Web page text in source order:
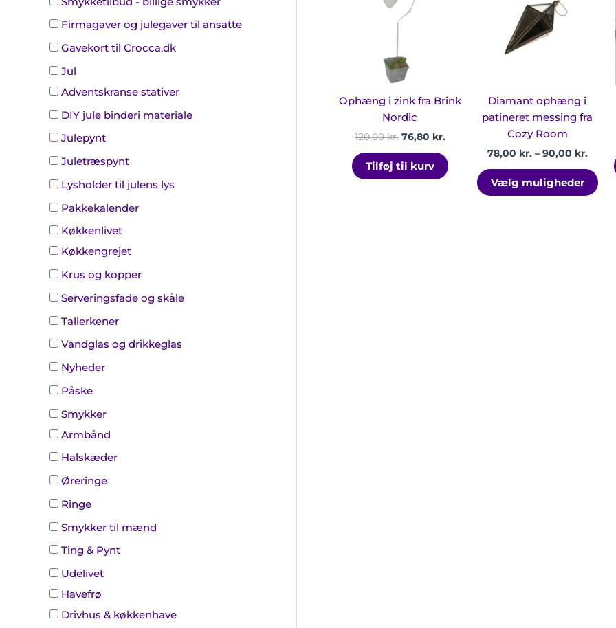
Firmagaver og julegaver til ansatte
Gavekort til Crocca.dk
Jul
Adventskranse stativer
DIY jule binderi materiale
Julepynt
Juletræspynt
Lysholder til julens lys
Pakkekalender
Køkkenlivet
Køkkengrejet
Krus og kopper
Serveringsfade og skåle
Tallerkener
Vandglas og drikkeglas
Nyheder
Påske
Smykker
Armbånd
Halskæder
Øreringe
Ringe
Smykker til mænd
Ting & Pynt
Udelivet
Havefrø
Drivhus & køkkenhave
Ophæng i zink fra Brink
Nordic
120,00kr.
120,00 kr..
76,80 kr.
Tilføj til kurv
Diamant ophæng i
patineret messing fra
Cozy Room
78,00 kr. – 90,00 kr.
Vælg muligheder